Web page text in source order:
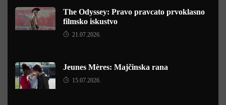
The Odyssey: Pravo pravcato prvoklasno
filmsko iskustvo
21.07.2026.
Jeunes Mères: Majčinska rana
15.07.2026.